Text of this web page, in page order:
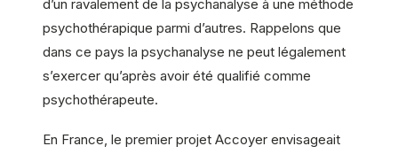
d’un ravalement de la psychanalyse à une méthode
psychothérapique parmi d’autres. Rappelons que
dans ce pays la psychanalyse ne peut légalement
s’exercer qu’après avoir été qualifié comme
psychothérapeute.
En France, le premier projet Accoyer envisageait